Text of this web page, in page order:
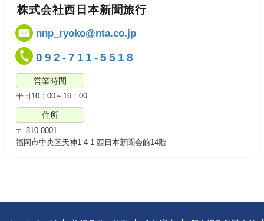
株式会社西日本新聞旅行
092-711-5518
営業時間
平日10：00～16：00
nnp_ryoko@nta.co.jp
住所
〒 810-0001
福岡市中央区天神1-4-1 西日本新聞会館14階